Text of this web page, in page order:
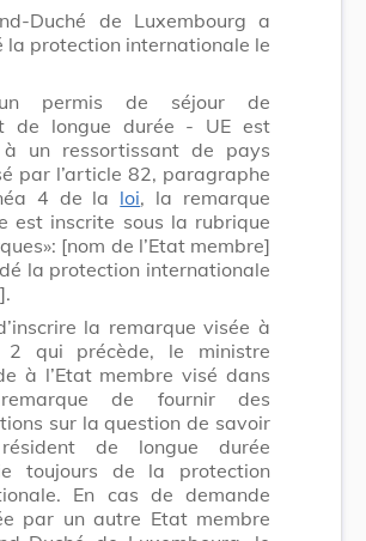
Duché de Luxembourg a
la protection internationale le
permis de séjour de
de longue durée - UE est
un ressortissant de pays
par l’article 82, paragraphe
4 de la loi, la remarque
est inscrite sous la rubrique
[nom de l’Etat membre]
la protection internationale
la remarque visée à
2 qui précède, le ministre
à l’Etat membre visé dans
de fournir des
sur la question de savoir
de longue durée
toujours de la protection
En cas de demande
par un autre Etat membre